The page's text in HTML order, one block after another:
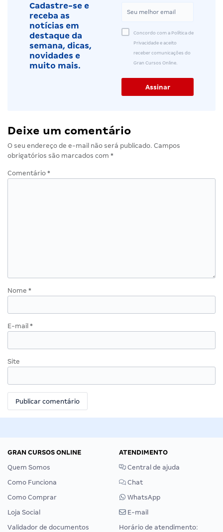
Cadastre-se e
receba as
notícias em
destaque da
semana, dicas,
novidades e
muito mais.
Concordo com a Política de
Privacidade e aceito
receber comunicações do
Gran Cursos Online.
Deixe um comentário
O seu endereço de e-mail não será publicado. Campos
obrigatórios são marcados com *
Comentário *
Nome *
E-mail *
Site
GRAN CURSOS ONLINE
Quem Somos
Como Funciona
Como Comprar
Loja Social
Validador de documentos
ATENDIMENTO
Central de ajuda
Chat
WhatsApp
E-mail
Horário de atendimento: